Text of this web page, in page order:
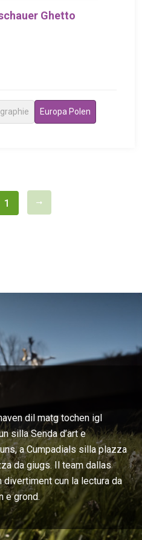
Ghetto
Europa Polen
1
dil matg tochen igl
silla Senda d’art e
a Cumpadials silla plazza
da giugs. Il team dallas
cun la lectura da
e grond.